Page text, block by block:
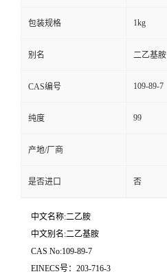
包装规格 1kg
别名 二乙基胺
CAS编号 109-89-7
纯度 99
产地/厂商
是否进口 否
中文名称:二乙胺
中文别名:二乙基胺
CAS No:109-89-7
EINECS号：203-716-3